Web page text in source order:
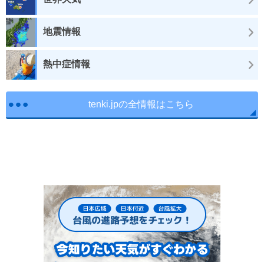
地震情報
熱中症情報
tenki.jpの全情報はこちら